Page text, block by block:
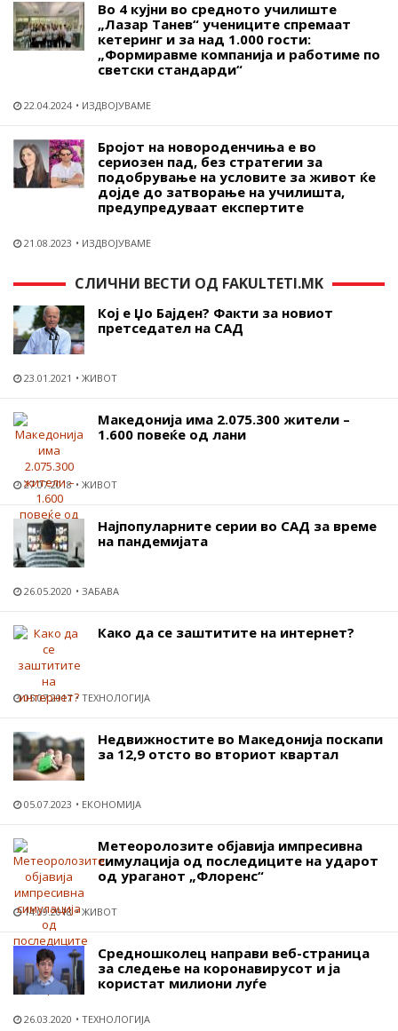
Во 4 кујни во средното училиште
„Лазар Танев“ учениците спремаат
кетеринг и за над 1.000 гости:
„Формиравме компанија и работиме по
светски стандарди“
22.04.2024 ИЗДВОЈУВАМЕ
Бројот на новороденчиња е во
сериозен пад, без стратегии за
подобрување на условите за живот ќе
дојде до затворање на училишта,
предупредуваат експертите
21.08.2023 ИЗДВОЈУВАМЕ
СЛИЧНИ ВЕСТИ ОД FAKULTETI.MK
Кој е Џо Бајден? Факти за новиот
претседател на САД
23.01.2021 ЖИВОТ
Македонија има 2.075.300 жители –
1.600 повеќе од лани
27.07.2018 ЖИВОТ
Најпопуларните серии во САД за време
на пандемијата
26.05.2020 ЗАБАВА
Како да се заштитите на интернет?
05.07.2017 ТЕХНОЛОГИЈА
Недвижностите во Македонија поскапи
за 12,9 отсто во вториот квартал
05.07.2023 ЕКОНОМИЈА
Метеоролозите објавија импресивна
симулација од последиците на ударот
од ураганот „Флоренс“
14.09.2018 ЖИВОТ
Средношколец направи веб-страница
за следење на коронавирусот и ја
користат милиони луѓе
26.03.2020 ТЕХНОЛОГИЈА